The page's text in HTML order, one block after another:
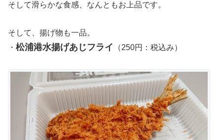
そして滑らかな食感、なんともお上品です。
そして、揚げ物も一品。
・ 松浦港水揚げあじフライ （250円：税込み）